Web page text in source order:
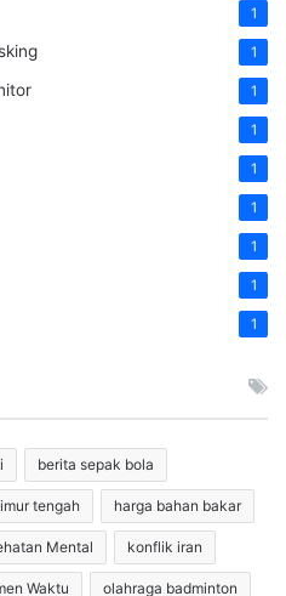
1
1
1
1
1
1
1
1
1
berita sepak bola
tengah harga bahan bakar
Mental konflik iran
Waktu olahraga badminton